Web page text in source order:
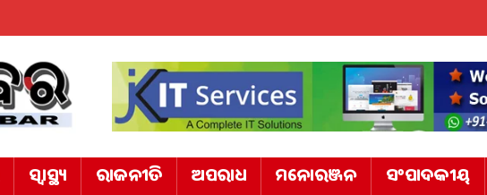
ସ୍ୱାସ୍ଥ୍ୟ ରାଜନୀତି ଅପରାଧ ମନୋରଞ୍ଜନ ସଂପାଦକୀୟ